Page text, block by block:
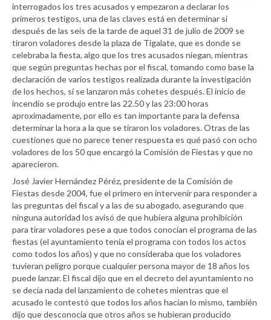
interrogados los tres acusados y empezaron a declarar los
primeros testigos, una de las claves está en determinar si
después de las seis de la tarde de aquel 31 de julio de 2009 se
tiraron voladores desde la plaza de Tigalate, que es donde se
celebraba la fiesta, algo que los tres acusados niegan, mientras
que según preguntas hechas por el fiscal, tomando como base la
declaración de varios testigos realizada durante la investigación
de los hechos, sí se lanzaron más cohetes después. El inicio de
incendio se produjo entre las 22.50 y las 23:00 horas
aproximadamente, por ello es tan importante para la defensa
determinar la hora a la que se tiraron los voladores. Otras de las
cuestiones que no parece tener respuesta es qué pasó con ocho
voladores de los 50 que encargó la Comisión de Fiestas y que no
aparecieron.
José Javier Hernández Péréz, presidente de la Comisión de
Fiestas desde 2004, fue el primero en intervenir para responder a
las preguntas del fiscal y a las de su abogado, asegurando que
ninguna autoridad los avisó de que hubiera alguna prohibición
para tirar voladores pese a que todos conocían el programa de las
fiestas (el ayuntamiento tenía el programa con todos los actos
como todos los años) y que no consideraba que los voladores
tuvieran peligro porque cualquier persona mayor de 18 años los
puede lanzar. El fiscal dijo que en el decreto del ayuntamiento no
se decía nada del lanzamiento de cohetes mientras que el
acusado le contestó que todos los años hacían lo mismo, también
dijo que desconocía que otros años se hubieran producido